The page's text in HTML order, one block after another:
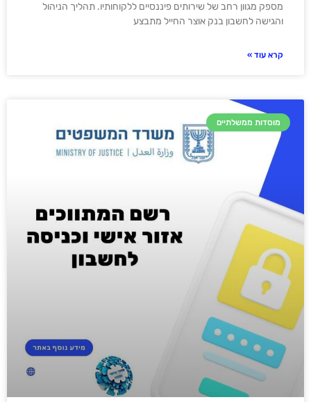
מספק מגוון רחב של שירותים פיננסיים ללקוחותיו. תהליך הניהול
והגישה לחשבון בנק אוצר החייל מתבצע
קרא עוד »
מוסדות ממשלתיים